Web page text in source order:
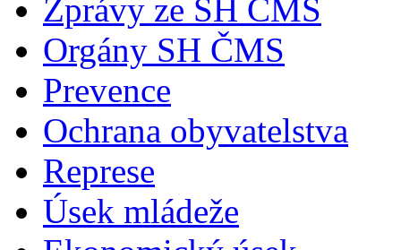
Zprávy ze SH ČMS
Orgány SH ČMS
Prevence
Ochrana obyvatelstva
Represe
Úsek mládeže